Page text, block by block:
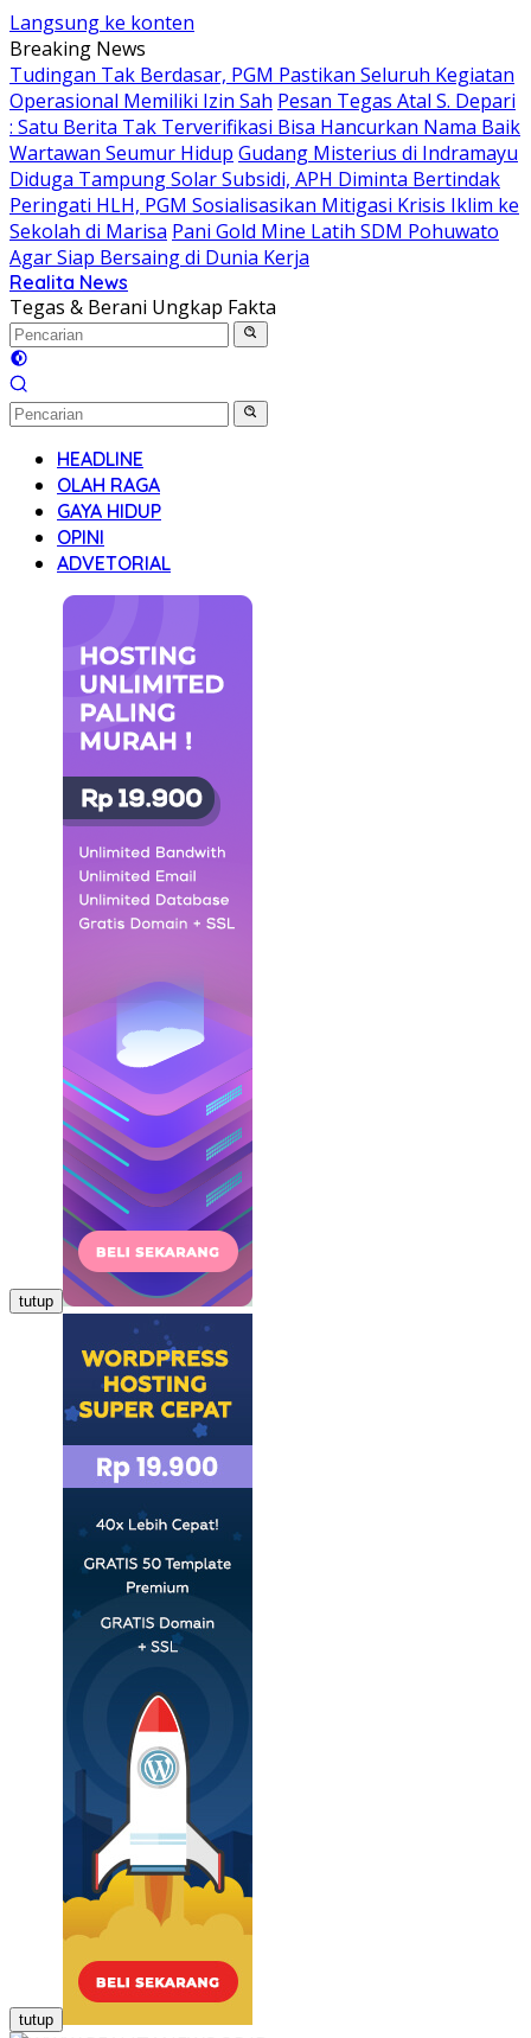
Langsung ke konten
Breaking News
Tudingan Tak Berdasar, PGM Pastikan Seluruh Kegiatan
Operasional Memiliki Izin Sah Pesan Tegas Atal S. Depari
: Satu Berita Tak Terverifikasi Bisa Hancurkan Nama Baik
Wartawan Seumur Hidup Gudang Misterius di Indramayu
Diduga Tampung Solar Subsidi, APH Diminta Bertindak
Peringati HLH, PGM Sosialisasikan Mitigasi Krisis Iklim ke
Sekolah di Marisa Pani Gold Mine Latih SDM Pohuwato
Agar Siap Bersaing di Dunia Kerja
Realita News
Tegas & Berani Ungkap Fakta
HEADLINE
OLAH RAGA
GAYA HIDUP
OPINI
ADVETORIAL
tutup
tutup